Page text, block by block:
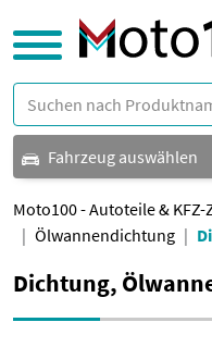
Fahrzeug auswählen
Moto100 - Autoteile &
Ölwannendichtung
Dichtung,